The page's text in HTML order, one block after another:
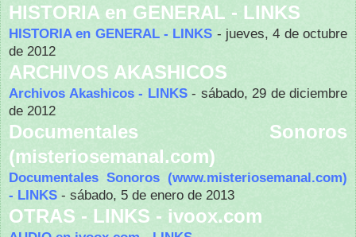
HISTORIA en GENERAL - LINKS
HISTORIA en GENERAL - LINKS - jueves, 4 de octubre
de 2012
ARCHIVOS AKASHICOS
Archivos Akashicos - LINKS- sábado, 29 de diciembre
de 2012
Documentales Sonoros
(misteriosemanal.com)
Documentales Sonoros (www.misteriosemanal.com)
- LINKS - sábado, 5 de enero de 2013
OTRAS - LINKS - ivoox.com